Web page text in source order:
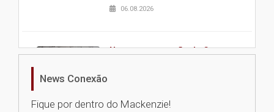
06.08.2026
Nova apresentação do Centro
News Conexão
Fique por dentro do Mackenzie!